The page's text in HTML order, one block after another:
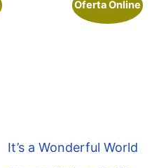
Oferta Online
It’s a Wonderful World